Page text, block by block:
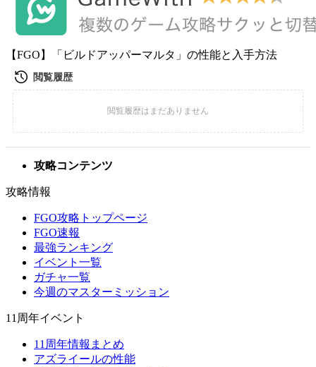
【FGO】「ビルドアッパーマルタ」の性能と入手方法
攻略コンテンツ
攻略情報
FGO攻略トップページ
FGO速報
最強ランキング
イベント一覧
ガチャ一覧
今週のマスターミッション
11周年イベント
11周年情報まとめ
アズライールの性能